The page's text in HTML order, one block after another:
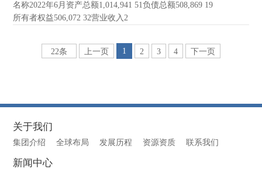
名称2022年6月资产总额1,014,941 51负债总额508,869 19
所有者权益506,072 32营业收入2
22条 上一页 1 2 3 4 下一页
关于我们
集团介绍 全球布局 发展历程 资源资质 联系我们
新闻中心